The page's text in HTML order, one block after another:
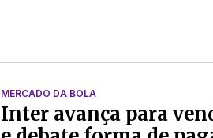
MERCADO DA BOLA
Inter avança para